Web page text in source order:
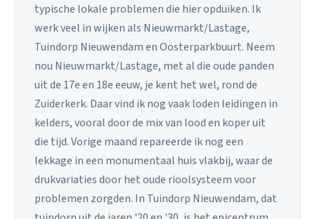
typische lokale problemen die hier opduiken. Ik
werk veel in wijken als Nieuwmarkt/Lastage,
Tuindorp Nieuwendam en Oosterparkbuurt. Neem
nou Nieuwmarkt/Lastage, met al die oude panden
uit de 17e en 18e eeuw, je kent het wel, rond de
Zuiderkerk. Daar vind ik nog vaak loden leidingen in
kelders, vooral door de mix van lood en koper uit
die tijd. Vorige maand repareerde ik nog een
lekkage in een monumentaal huis vlakbij, waar de
drukvariaties door het oude rioolsysteem voor
problemen zorgden. In Tuindorp Nieuwendam, dat